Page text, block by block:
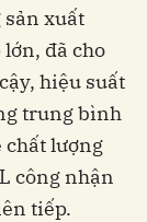
sản xuất
đã cho
hiệu suất
trung bình
chất lượng
công nhận
tiếp.